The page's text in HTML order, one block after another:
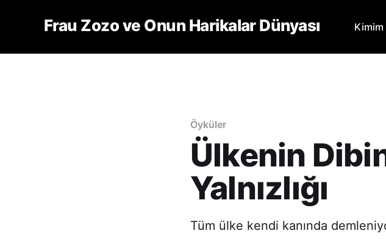
Frau Zozo ve Onun Harikalar Dünyası Kimim
Öyküler
Ülkenin
Yalnızlığı
Tüm ülke kendi kanında